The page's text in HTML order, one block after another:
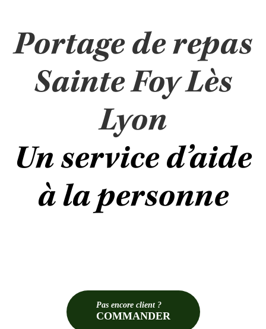
Portage de repas
Sainte Foy Lès
Lyon
Un service d’aide
à la personne
Pasencore client ?
COMMANDER